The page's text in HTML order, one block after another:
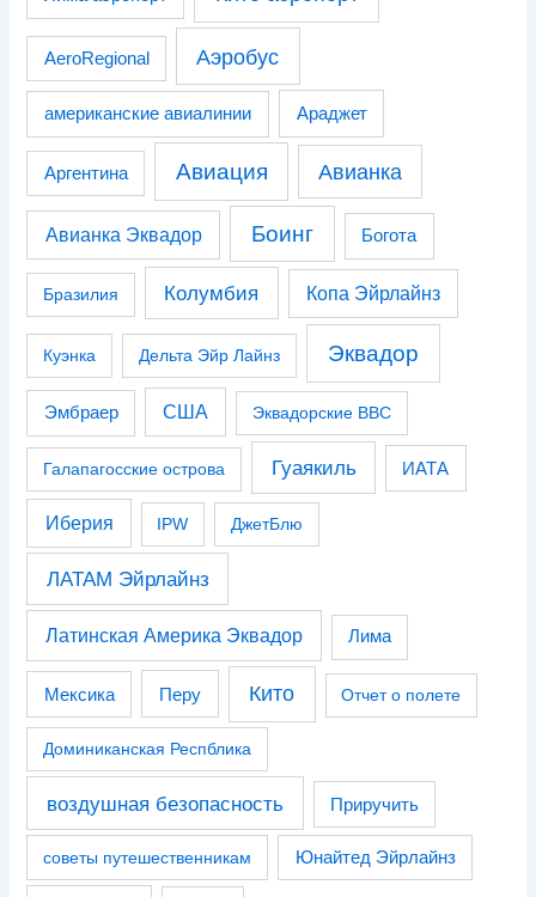
AeroRegional Аэробус
американские авиалинии Араджет
Аргентина Авиация Авианка
Авианка Эквадор Боинг Богота
Бразилия Колумбия Копа Эйрлайнз
Куэнка Дельта Эйр Лайнз Эквадор
Эмбраер США Эквадорские ВВС
Галапагосские острова Гуаякиль ИАТА
Иберия IPW ДжетБлю
ЛАТАМ Эйрлайнз
Латинская Америка Эквадор Лима
Мексика Перу Кито Отчет о полете
Доминиканская Респблика
воздушная безопасность Приручить
советы путешественникам Юнайтед Эйрлайнз